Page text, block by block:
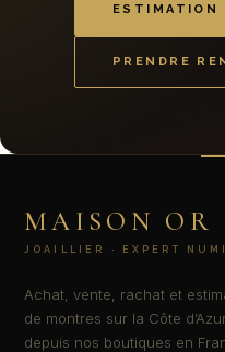
ESTIMATION
PRENDRE
MAISON OR
JOAILLIER · EXPERT
Achat, vente, rachat et
de montres sur la Côte
depuis nos boutiques en